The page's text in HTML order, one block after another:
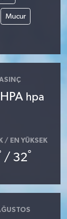
Mucur
hpa
/ EN YÜKSEK
/ 32°